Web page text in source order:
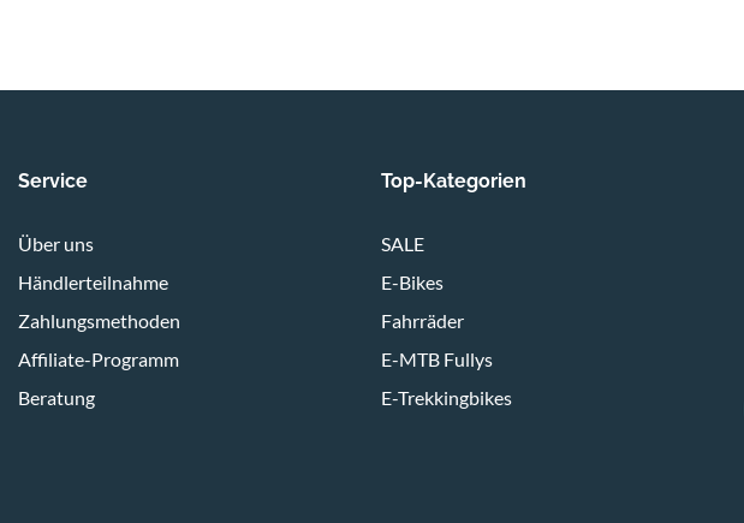
Service
Über uns
Händlerteilnahme
Zahlungsmethoden
Affiliate-Programm
Beratung
Top-Kategorien
SALE
E-Bikes
Fahrräder
E-MTB Fullys
E-Trekkingbikes